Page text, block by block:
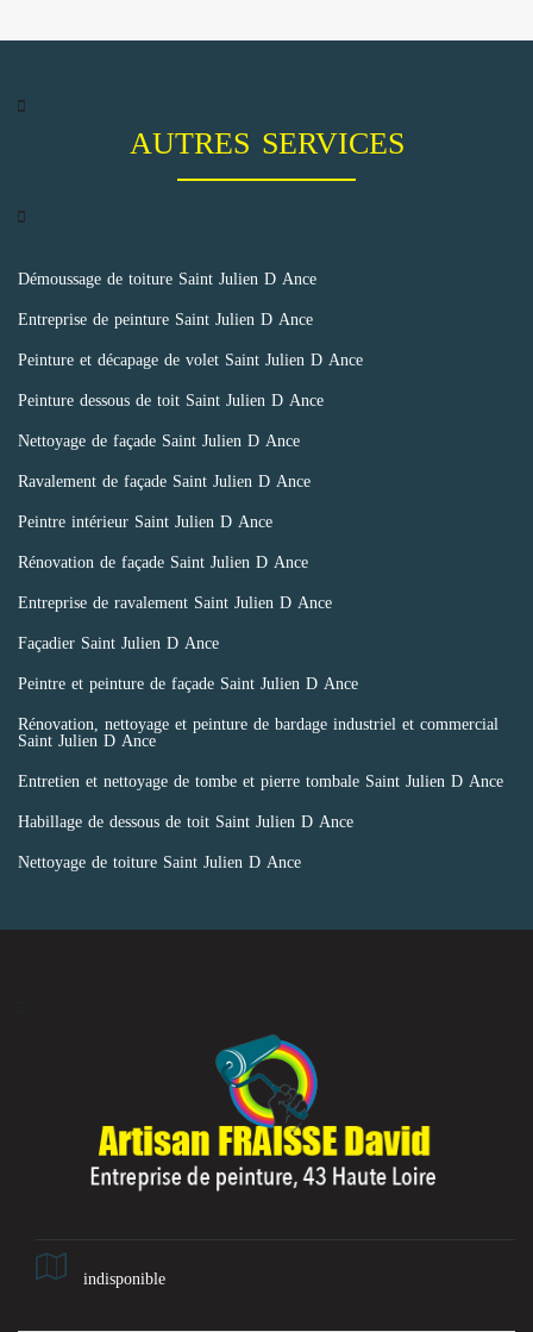
AUTRES SERVICES
Démoussage de toiture Saint Julien D Ance
Entreprise de peinture Saint Julien D Ance
Peinture et décapage de volet Saint Julien D Ance
Peinture dessous de toit Saint Julien D Ance
Nettoyage de façade Saint Julien D Ance
Ravalement de façade Saint Julien D Ance
Peintre intérieur Saint Julien D Ance
Rénovation de façade Saint Julien D Ance
Entreprise de ravalement Saint Julien D Ance
Façadier Saint Julien D Ance
Peintre et peinture de façade Saint Julien D Ance
Rénovation, nettoyage et peinture de bardage industriel et commercial
Saint Julien D Ance
Entretien et nettoyage de tombe et pierre tombale Saint Julien D Ance
Habillage de dessous de toit Saint Julien D Ance
Nettoyage de toiture Saint Julien D Ance
indisponible